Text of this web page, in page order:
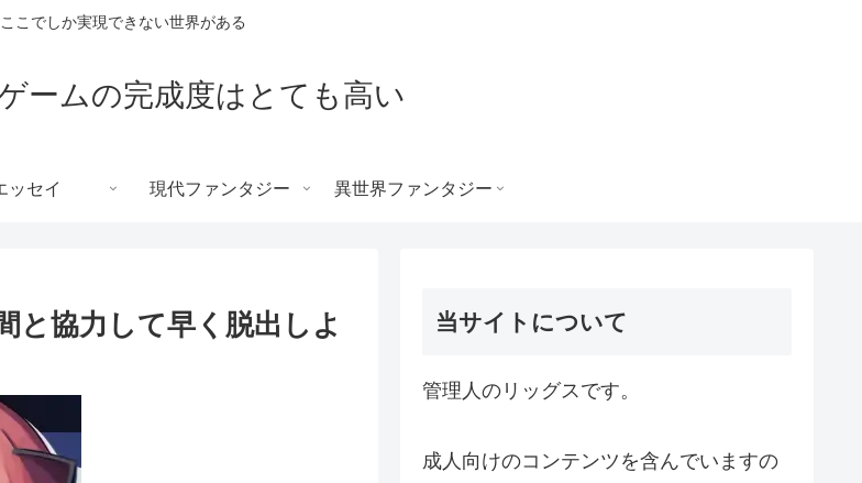
ここでしか実現できない世界がある
ームの完成度はとても高い
ッセイ 現代ファンタジー 異世界ファンタジー
と協力して早く脱出しよ
当サイトについて
管理人のリッグスです。
成人向けのコンテンツを含んでいますの